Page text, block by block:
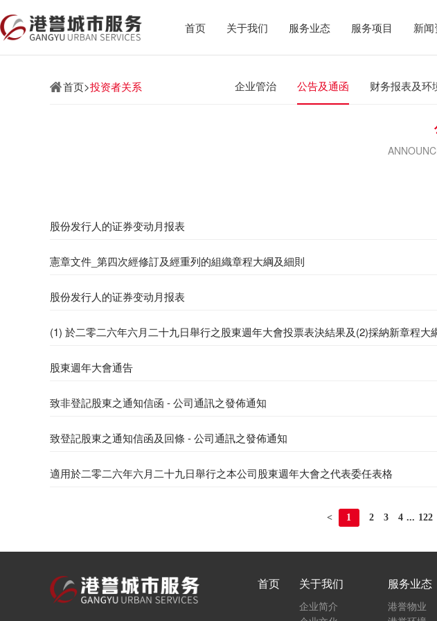
首页 关于我们 服务业态 服务项目 新
首页>投资者关系 企业管治 公告及通函 财务报表及环
股份发行人的证券变动月报表
憲章文件_第四次經修訂及經重列的組織章程大綱及細則
股份发行人的证券变动月报表
(1) 於二零二六年六月二十九日舉行之股東週年大會投票表決結果及(2)採納新章程大
股東週年大會通告
致非登記股東之通知信函 - 公司通訊之發佈通知
致登記股東之通知信函及回條 - 公司通訊之發佈通知
適用於二零二六年六月二十九日舉行之本公司股東週年大會之代表委任表格
< 1 2 3 4 ... 122
首页 关于我们
企业简介
服务业态
港誉物业